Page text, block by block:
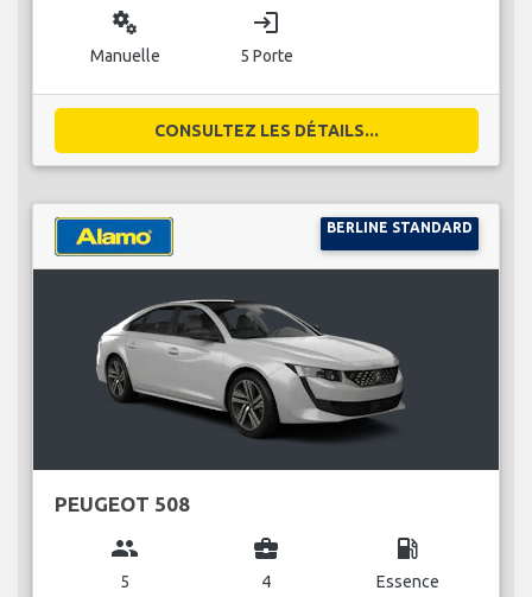
miscellaneous_services
Manuelle
login
5 Porte
CONSULTEZ LES DÉTAILS...
BERLINE STANDARD
PEUGEOT 508
group
5
business_center
4
local_gas_station
Essence